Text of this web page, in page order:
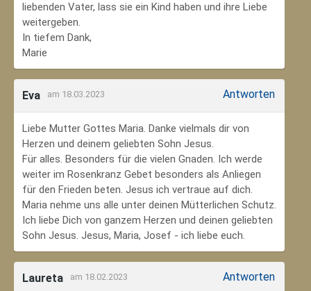
liebenden Vater, lass sie ein Kind haben und ihre Liebe
weitergeben.
In tiefem Dank,
Marie
Eva am 18.03.2023 Antworten
Liebe Mutter Gottes Maria. Danke vielmals dir von
Herzen und deinem geliebten Sohn Jesus.
Für alles. Besonders für die vielen Gnaden. Ich werde
weiter im Rosenkranz Gebet besonders als Anliegen
für den Frieden beten. Jesus ich vertraue auf dich.
Maria nehme uns alle unter deinen Mütterlichen Schutz.
Ich liebe Dich von ganzem Herzen und deinen geliebten
Sohn Jesus. Jesus, Maria, Josef - ich liebe euch.
Laureta am 18.02.2023 Antworten